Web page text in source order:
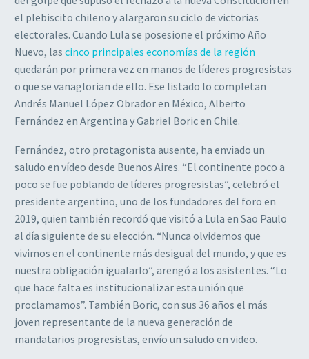
el plebiscito chileno y alargaron su ciclo de victorias
electorales. Cuando Lula se posesione el próximo Año
Nuevo, las cinco principales economías de la región
quedarán por primera vez en manos de líderes progresistas
o que se vanaglorian de ello. Ese listado lo completan
Andrés Manuel López Obrador en México, Alberto
Fernández en Argentina y Gabriel Boric en Chile.
Fernández, otro protagonista ausente, ha enviado un
saludo en vídeo desde Buenos Aires. “El continente poco a
poco se fue poblando de líderes progresistas”, celebró el
presidente argentino, uno de los fundadores del foro en
2019, quien también recordó que visitó a Lula en Sao Paulo
al día siguiente de su elección. “Nunca olvidemos que
vivimos en el continente más desigual del mundo, y que es
nuestra obligación igualarlo”, arengó a los asistentes. “Lo
que hace falta es institucionalizar esta unión que
proclamamos”. También Boric, con sus 36 años el más
joven representante de la nueva generación de
mandatarios progresistas, envío un saludo en video.